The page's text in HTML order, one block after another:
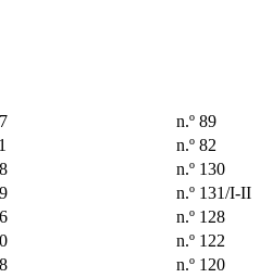
n.º 89
n.º 82
n.º 130
n.º 131/I-II
n.º 128
n.º 122
n.º 120